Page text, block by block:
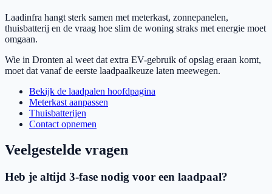
Laadinfra hangt sterk samen met meterkast, zonnepanelen,
thuisbatterij en de vraag hoe slim de woning straks met energie moet
omgaan.
Wie in Dronten al weet dat extra EV-gebruik of opslag eraan komt,
moet dat vanaf de eerste laadpaalkeuze laten meewegen.
Bekijk de laadpalen hoofdpagina
Meterkast aanpassen
Thuisbatterijen
Contact opnemen
Veelgestelde vragen
Heb je altijd 3-fase nodig voor een laadpaal?